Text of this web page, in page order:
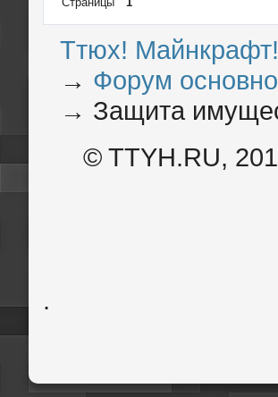
Ттюх! Майнкрафт!
→ Форум
→ Защита
© TTYH.RU,
.